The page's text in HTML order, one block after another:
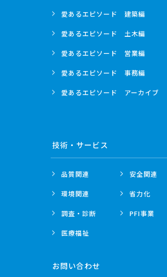
愛あるエピソード 建築編
愛あるエピソード 土木編
愛あるエピソード 営業編
愛あるエピソード 事務編
愛あるエピソード アーカイブ
技術・ サービス
品質関連 安全関連
環境関連 省力化
調査・診断 PFI事業
医療福祉
お問い合わせ